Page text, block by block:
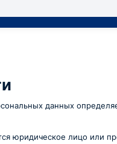
данных
юридическое лицо или